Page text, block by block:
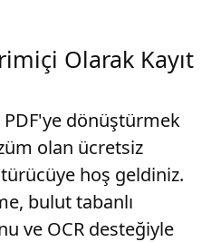
Olarak Kayıt
dönüştürmek
olan ücretsiz
hoş geldiniz.
bulut tabanlı
ve OCR desteğiyle